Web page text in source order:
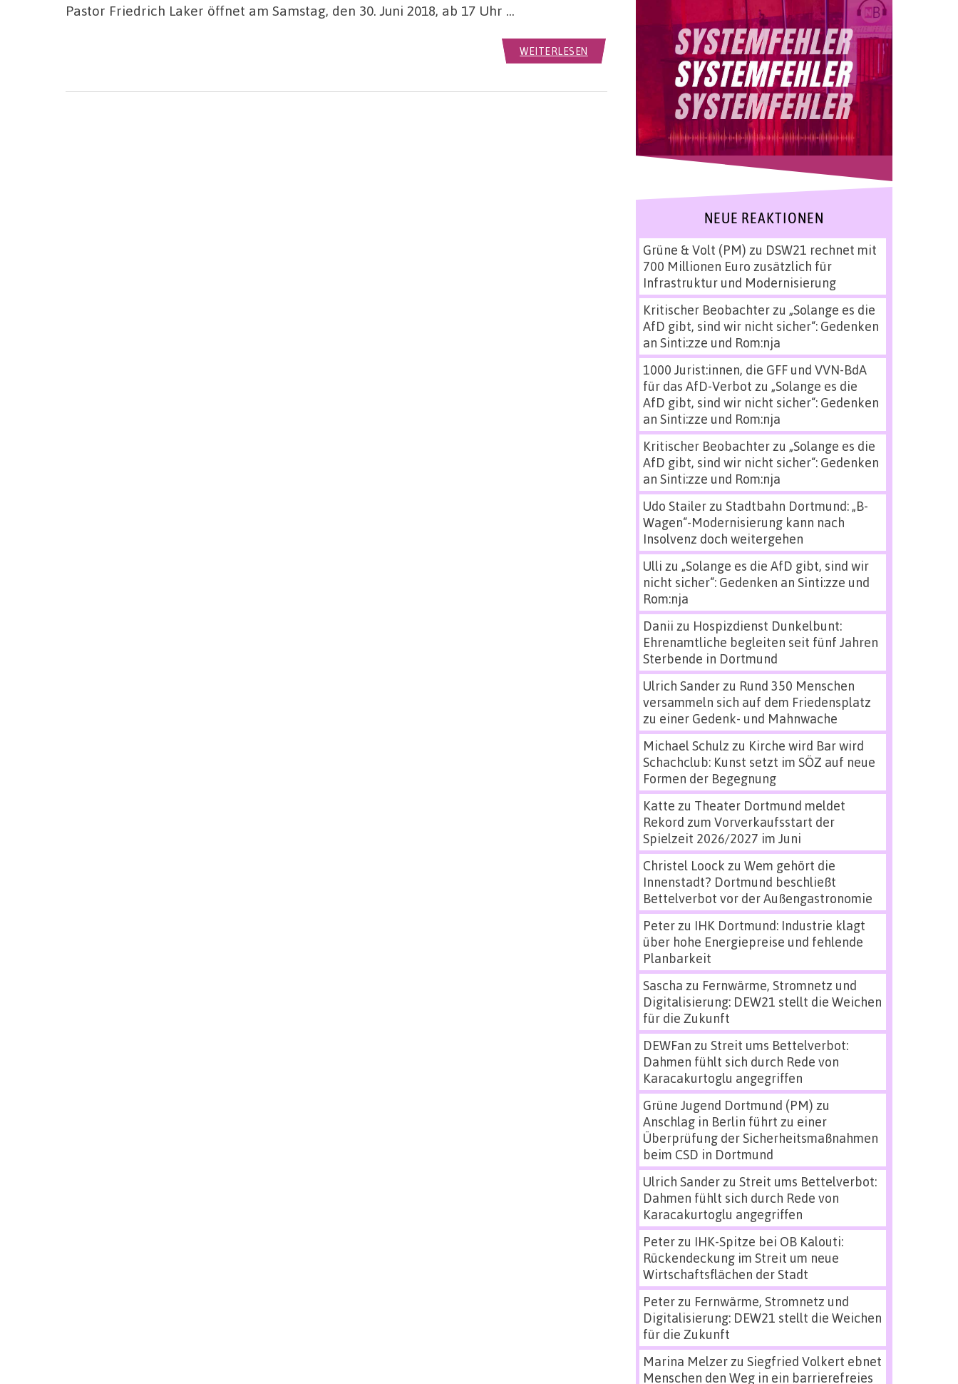
Pastor Friedrich Laker öffnet am Samstag, den 30. Juni 2018, ab 17 Uhr …
WEITERLESEN
NEUE REAKTIONEN
Grüne & Volt (PM) zu DSW21 rechnet mit
700 Millionen Euro zusätzlich für
Infrastruktur und Modernisierung
Kritischer Beobachterzu „Solange es die
AfD gibt, sind wir nicht sicher“: Gedenken
an Sinti:zze und Rom:nja
1000 Jurist:innen, die GFF und VVN-BdA
für das AfD-Verbot zu „Solange es die
AfD gibt, sind wir nicht sicher“: Gedenken
an Sinti:zze und Rom:nja
Kritischer Beobachterzu „Solange es die
AfD gibt, sind wir nicht sicher“: Gedenken
an Sinti:zze und Rom:nja
Udo Stailerzu Stadtbahn Dortmund: „B-
Wagen“-Modernisierung kann nach
Insolvenz doch weitergehen
Ulli zu „Solange es die AfD gibt, sind wir
nicht sicher“: Gedenken an Sinti:zze und
Rom:nja
Danii zu Hospizdienst Dunkelbunt:
Ehrenamtliche begleiten seit fünf Jahren
Sterbende in Dortmund
Ulrich Sanderzu Rund 350 Menschen
versammeln sich auf dem Friedensplatz
zu einer Gedenk- und Mahnwache
Michael Schulz zu Kirche wird Bar wird
Schachclub: Kunst setzt im SÖZ auf neue
Formen der Begegnung
Katte zu Theater Dortmund meldet
Rekord zum Vorverkaufsstart der
Spielzeit 2026/2027 im Juni
Christel Loock zu Wem gehört die
Innenstadt? Dortmund beschließt
Bettelverbot vor der Außengastronomie
Peterzu IHK Dortmund: Industrie klagt
über hohe Energiepreise und fehlende
Planbarkeit
Sascha zu Fernwärme, Stromnetz und
Digitalisierung: DEW21 stellt die Weichen
für die Zukunft
DEWFan zu Streit ums Bettelverbot:
Dahmen fühlt sich durch Rede von
Karacakurtoglu angegriffen
Grüne Jugend Dortmund (PM) zu
Anschlag in Berlin führt zu einer
Überprüfung der Sicherheitsmaßnahmen
beim CSD in Dortmund
Ulrich Sanderzu Streit ums Bettelverbot:
Dahmen fühlt sich durch Rede von
Karacakurtoglu angegriffen
Peterzu IHK-Spitze bei OB Kalouti:
Rückendeckung im Streit um neue
Wirtschaftsflächen der Stadt
Peterzu Fernwärme, Stromnetz und
Digitalisierung: DEW21 stellt die Weichen
für die Zukunft
Marina Melzerzu Siegfried Volkert ebnet
Menschen den Weg in ein barrierefreies